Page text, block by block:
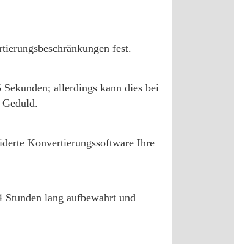
fest.
allerdings kann dies bei
Konvertierungssoftware Ihre
lang aufbewahrt und